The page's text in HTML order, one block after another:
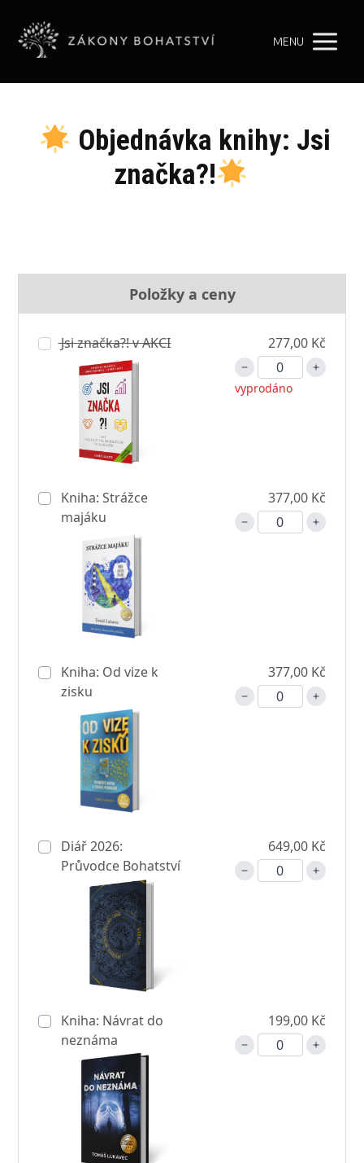
MENU
Objednávka knihy: Jsi
značka?!
Položky a ceny
Jsi značka?! v AKCI
vyprodáno
277,00 Kč
Kniha: Strážce
majáku
377,00 Kč
Kniha: Od vize k
zisku
377,00 Kč
Diář 2026:
Průvodce Bohatství
649,00 Kč
Kniha: Návrat do
neznáma
199,00 Kč